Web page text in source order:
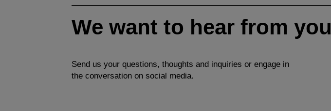
We want to hear from you
Send us your questions, thoughts and inquiries or engage in
the conversation on social media.